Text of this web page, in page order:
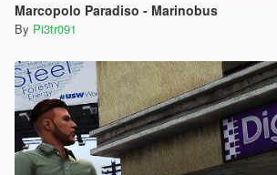
Marcopolo Paradiso - Marinobus
By Pi3tr091